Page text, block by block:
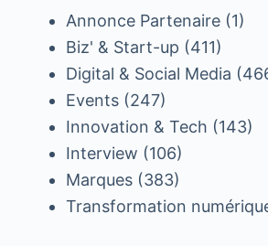
Annonce Partenaire(1)
Biz' & Start-up (411)
Digital & Social Media
Events(247)
Innovation & Tech (143)
Interview (106)
Marques(383)
Transformation